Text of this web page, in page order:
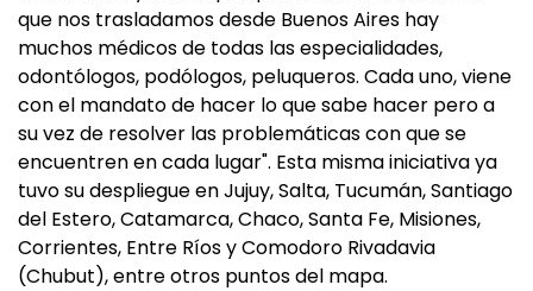
que nos trasladamos desde Buenos Aires hay
muchos médicos de todas las especialidades,
odontólogos, podólogos, peluqueros. Cada uno, viene
con el mandato de hacer lo que sabe hacer pero a
su vez de resolver las problemáticas con que se
encuentren en cada lugar". Esta misma iniciativa ya
tuvo su despliegue en Jujuy, Salta, Tucumán, Santiago
del Estero, Catamarca, Chaco, Santa Fe, Misiones,
Corrientes, Entre Ríos y Comodoro Rivadavia
(Chubut), entre otros puntos del mapa.